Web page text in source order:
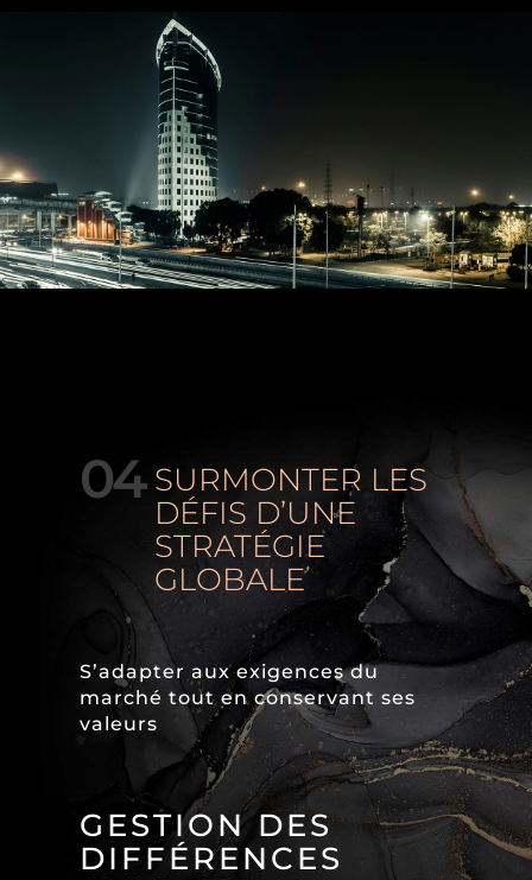
04 SURMONTER LES
DÉFIS D’UNE
STRATÉGIE
GLOBALE
S’adapter aux exigences du
marché tout en conservant ses
valeurs
GESTION DES
DIFFÉRENCES